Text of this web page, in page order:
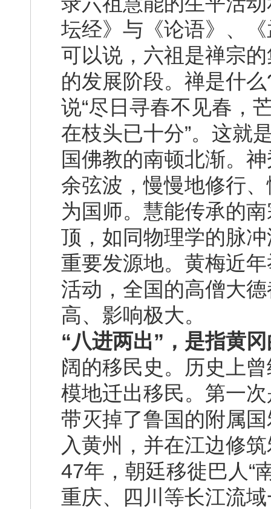
坛经》与《论语》、
可以说，六祖是禅宗
的发展阶段。禅是什
说“尽日寻春不见春，
在枝头已十分”。这就
国佛教的南顿北渐。
余弦波，慢慢地修行
为国师。慧能传承的
顶，如同物理学的脉
重要发源地。黄梅近
活动，全国的高僧大
高、影响极大。
“八进两出”，是指黄
阔的移民史。历史上
模地迁出移民。第一
带灭掉了鲁国的附属
入黄州，并在江边修
47年，朝廷移徙巴人“
重庆、四川等长江流